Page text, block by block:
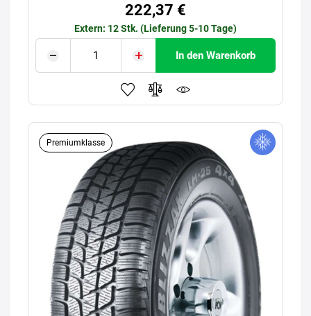
222,37 €
Extern: 12 Stk. (Lieferung 5-10 Tage)
In den Warenkorb
Premiumklasse